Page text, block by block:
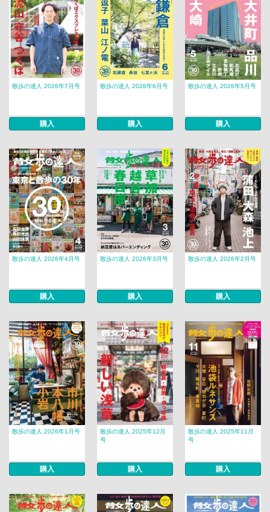
散歩の達人 2026年7月号
購入
散歩の達人 2026年6月号
購入
散歩の達人 2026年5月号
購入
散歩の達人 2026年4月号
購入
散歩の達人 2026年3月号
購入
散歩の達人 2026年2月号
購入
散歩の達人 2026年1月号
購入
散歩の達人 2025年12月
号
購入
散歩の達人 2025年11月
号
購入